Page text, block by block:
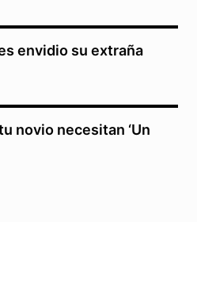
envidio su extraña
novio necesitan ‘Un